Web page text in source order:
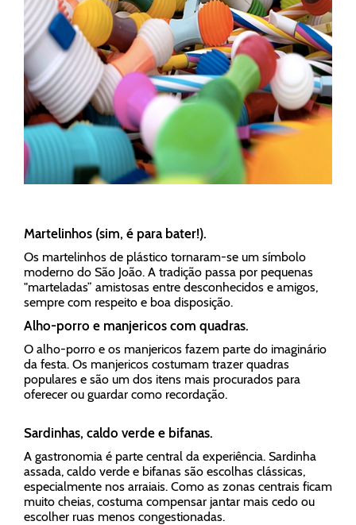
Martelinhos (sim, é para bater!).
Os martelinhos de plástico tornaram-se um símbolo
moderno do São João. A tradição passa por pequenas
"marteladas” amistosas entre desconhecidos e amigos,
sempre com respeito e boa disposição.
Alho-porro e manjericos com quadras.
O alho-porro e os manjericos fazem parte do imaginário
da festa. Os manjericos costumam trazer quadras
populares e são um dos itens mais procurados para
oferecer ou guardar como recordação.
Sardinhas, caldo verde e bifanas.
A gastronomia é parte central da experiência. Sardinha
assada, caldo verde e bifanas são escolhas clássicas,
especialmente nos arraiais. Como as zonas centrais ficam
muito cheias, costuma compensar jantar mais cedo ou
escolher ruas menos congestionadas.